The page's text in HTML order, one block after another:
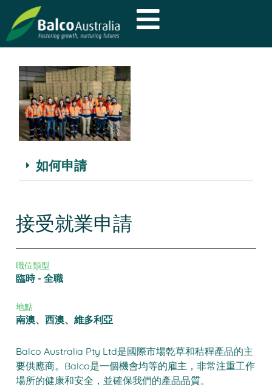
如何申請
接受就業申請
職位類型
臨時 - 全職
地點
南澳、西澳、維多利亞
Balco Australia Pty Ltd是國際市場乾草和秸稈產品的主
要供應商。Balco是一個機會均等的雇主，非常注重工作
場所的健康和安全，並確保我們的產品品質。